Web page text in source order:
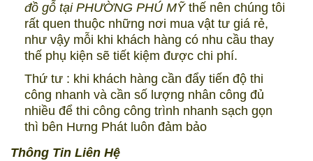
đồ gỗ tại PHƯỜNG PHÚ MỸthế nên chúng tôi
rất quen thuộc những nơi mua vật tư giá rẻ,
như vậy mỗi khi khách hàng có nhu cầu thay
thế phụ kiện sẽ tiết kiệm được chi phí.
Thứ tư : khi khách hàng cần đẩy tiến độ thi
công nhanh và cần số lượng nhân công đủ
nhiều để thi công công trình nhanh sạch gọn
thì bên Hưng Phát luôn đảm bảo
Thông Tin Liên Hệ